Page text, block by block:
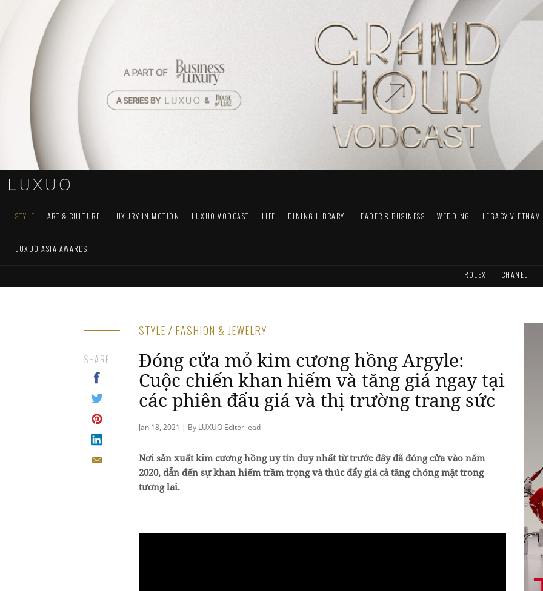
STYLE ART & CULTURE LUXURY IN MOTION LUXUO VODCAST LIFE DINING LIBRARY LEADER & BUSINESS WEDDING LEGACY VIETNAM
LUXUO ASIA AWARDS
ROLEX CHANEL
STYLE / FASHION & JEWELRY
Đóng cửa mỏ kim cương hồng Argyle:
Cuộc chiến khan hiếm và tăng giá ngay tại
các phiên đấu giá và thị trường trang sức
Jan 18, 2021 | By LUXUO Editor lead
SHARE
Nơi sản xuất kim cương hồng uy tín duy nhất từ trước đây đã đóng cửa vào năm
2020, dẫn đến sự khan hiếm trầm trọng và thúc đẩy giá cả tăng chóng mặt trong
tương lai.